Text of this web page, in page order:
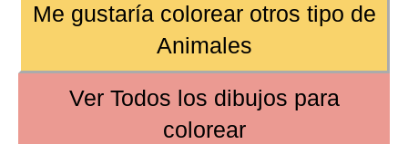
Me gustaría colorear otros tipo de
Animales
Ver Todos los dibujos para
colorear